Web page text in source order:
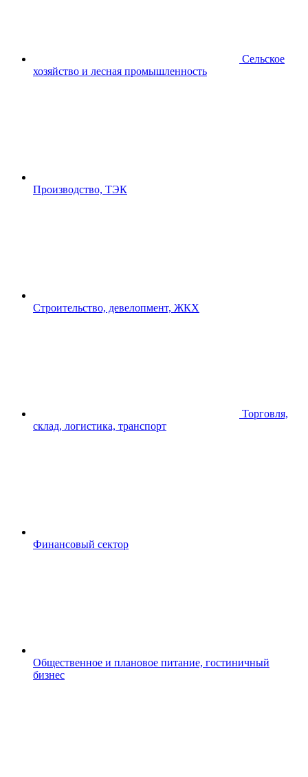
Сельское
хозяйство и лесная промышленность
Производство, ТЭК
Строительство, девелопмент, ЖКХ
Торговля,
склад, логистика, транспорт
Финансовый сектор
Общественное и плановое питание, гостиничный
бизнес